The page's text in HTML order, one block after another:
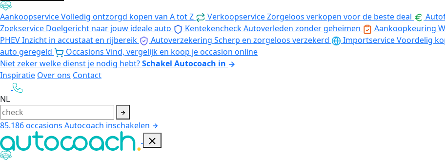
AankoopserviceVolledig ontzorgd kopen van A tot Z VerkoopserviceZorgeloos verkopen voor de beste deal
Zoekservice Doelgericht naar jouw ideale auto KentekencheckAutoverleden zonder geheimen Aankoopkeuring
PHEVInzicht in accustaat en rijbereik Autoverzekering Scherp en zorgeloos verzekerd ImportserviceVoordelig
auto geregeld
Occasions Vind, vergelijk en koop je occasion online
Niet zeker welke dienst je nodig hebt?Schakel Autocoach in
Inspiratie Over ons Contact
NL
85.186occasions Autocoach inschakelen